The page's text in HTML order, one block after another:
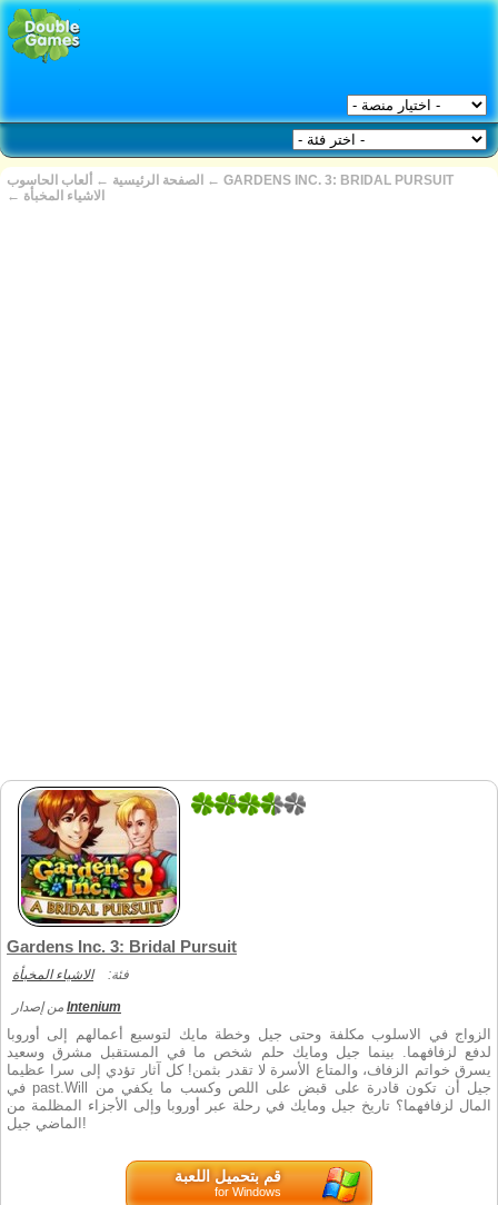
الصفحة الرئيسية ← ألعاب الحاسوب ← GARDENS INC. 3: BRIDAL PURSUIT
← الاشياء المخبأة
5
Gardens Inc. 3: Bridal Pursuit
فئة: الاشياء المخبأة
Intenium
الزواج في الاسلوب مكلفة وحتى جيل وخطة مايك لتوسيع أعمالهم إلى أوروبا
لدفع لزفافهما. بينما جيل ومايك حلم شخص ما في المستقبل مشرق وسعيد
يسرق خواتم الزفاف، والمتاع الأسرة لا تقدر بثمن! كل آثار تؤدي إلى سرا عظيما
في past.Will جيل أن تكون قادرة على قبض على اللص وكسب ما يكفي من
المال لزفافهما؟ تاريخ جيل ومايك في رحلة عبر أوروبا وإلى الأجزاء المظلمة من
الماضي جيل!
قم بتحميل اللعبة
for Windows